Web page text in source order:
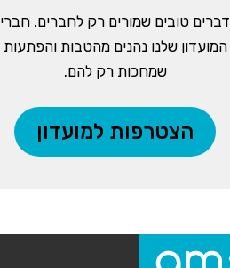
דברים טובים שמורים רק לחברים. חברי
המועדון שלנו נהנים מהטבות והפתעות
שמחכות רק להם.
הצטרפות למועדון